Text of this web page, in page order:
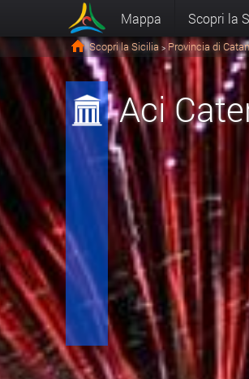
Mappa Scopri la
Scopri la Sicilia > Provincia di
Aci